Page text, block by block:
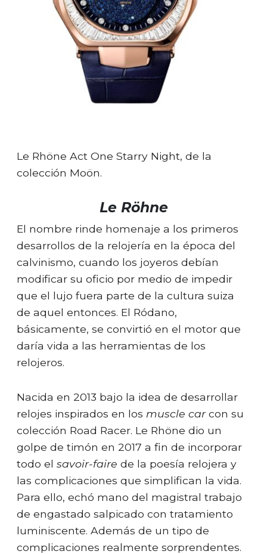
Le Rhöne Act One Starry Night, de la
colección Moön.
Le Röhne
El nombre rinde homenaje a los primeros
desarrollos de la relojería en la época del
calvinismo, cuando los joyeros debían
modificar su oficio por medio de impedir
que el lujo fuera parte de la cultura suiza
de aquel entonces. El Ródano,
básicamente, se convirtió en el motor que
daría vida a las herramientas de los
relojeros.
Nacida en 2013 bajo la idea de desarrollar
relojes inspirados en los muscle carcon su
colección Road Racer. Le Rhöne dio un
golpe de timón en 2017 a fin de incorporar
todo el savoir-faire de la poesía relojera y
las complicaciones que simplifican la vida.
Para ello, echó mano del magistral trabajo
de engastado salpicado con tratamiento
luminiscente. Además de un tipo de
complicaciones realmente sorprendentes.